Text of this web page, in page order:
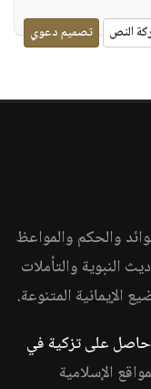
النص تصميم دعوي
والحكم والمواعظ
النبوية والتأملات
الإيمانية المتنوعة.
على تزكية في
الإسلامية